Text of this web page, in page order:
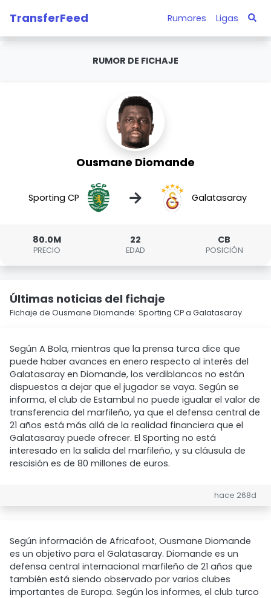
TransferFeed Rumores Ligas
RUMOR DE FICHAJE
Ousmane Diomande
Sporting CP → Galatasaray
80.0M
PRECIO
22
EDAD
CB
POSICIÓN
Últimas noticias del fichaje
Fichaje de Ousmane Diomande: Sporting CP a Galatasaray
Según A Bola, mientras que la prensa turca dice que
puede haber avances en enero respecto al interés del
Galatasaray en Diomande, los verdiblancos no están
dispuestos a dejar que el jugador se vaya. Según se
informa, el club de Estambul no puede igualar el valor de
transferencia del marfileño, ya que el defensa central de
21 años está más allá de la realidad financiera que el
Galatasaray puede ofrecer. El Sporting no está
interesado en la salida del marfileño, y su cláusula de
rescisión es de 80 millones de euros.
hace 268d
Según información de Africafoot, Ousmane Diomande
es un objetivo para el Galatasaray. Diomande es un
defensa central internacional marfileño de 21 años que
también está siendo observado por varios clubes
importantes de Europa. Según los informes, el club turco